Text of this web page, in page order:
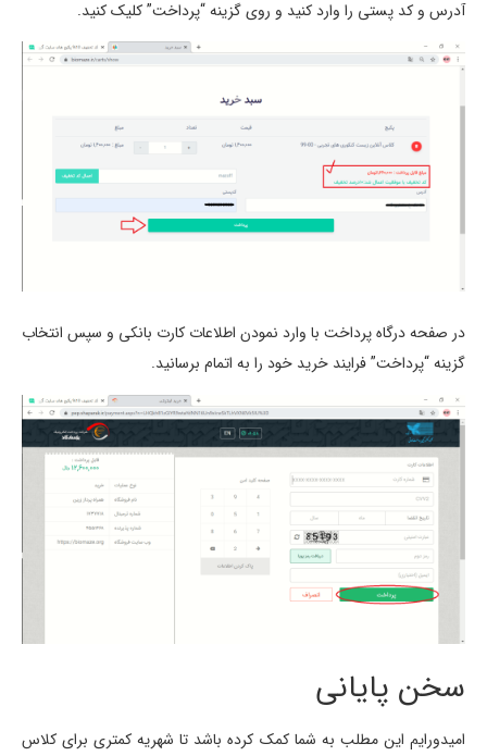
آدرس و کد پستی را وارد کنید و روی گزینه “پرداخت” کلیک کنید.
در صفحه درگاه پرداخت با وارد نمودن اطلاعات کارت بانکی و سپس انتخاب
گزینه “پرداخت” فرایند خرید خود را به اتمام برسانید.
سخن پایانی
امیدورایم این مطلب به شما کمک کرده باشد تا شهریه کمتری برای کلاس